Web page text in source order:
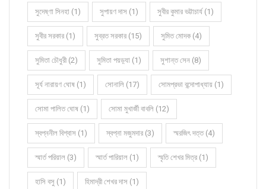
সুদেষ্ণা সিনহা (1) সুপায়ণ দাস (1) সুবীর কুমার ভট্টাচার্য (1)
সুবীর সরকার (1) সুব্রত সরকার (15) সুমিত মোদক (4)
সুমিতা চৌধুরী (2) সুমিতা পয়ড়্যা (1) সুশান্ত সেন (8)
সূর্য নারায়ণ ঘোষ (1) সোনালি (17) সোমপ্রভা বন্দোপাধ্যায় (1)
সোমা পালিত ঘোষ (1) সোমা মুখার্জী বাবলি (12)
স্বপ্ননীল বিশ্বাস (1) স্বপ্না মজুমদার (3) স্মরজিৎ দত্ত (4)
স্মার্ত পরিয়াল (3) স্মার্ত পারিয়াল (1) স্মৃতি শেখর মিত্র (1)
হাসি বসু (1) হিমাদ্রী শেখর দাস (1)